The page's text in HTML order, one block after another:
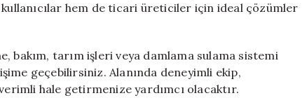
hem de ticari üreticiler için ideal çözümler
bakım, tarım işleri veya damlama sulama sistemi
geçebilirsiniz. Alanında deneyimli ekip,
hale getirmenize yardımcı olacaktır.